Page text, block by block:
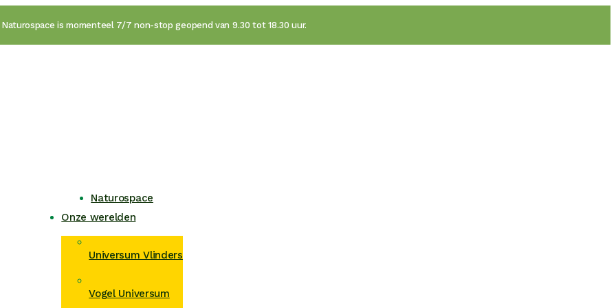
Naturospace is momenteel 7/7 non-stop geopend van 9.30 tot 18.30 uur.
Naturospace
Onze werelden
Universum Vlinders
Vogel Universum